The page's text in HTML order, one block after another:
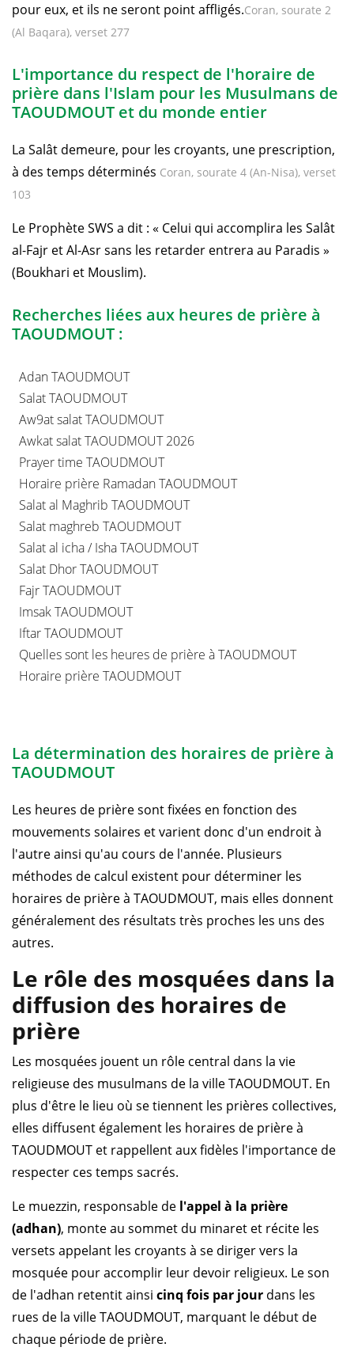
pour eux, et ils ne seront point affligés.Coran, sourate 2
(Al Baqara), verset 277
L'importance du respect de l'horaire de
prière dans l'Islam pour les Musulmans de
TAOUDMOUT et du monde entier
La Salât demeure, pour les croyants, une prescription,
à des temps déterminés Coran, sourate 4 (An-Nisa), verset
103
Le Prophète SWS a dit : « Celui qui accomplira les Salât
al-Fajr et Al-Asr sans les retarder entrera au Paradis »
(Boukhari et Mouslim).
Recherches liées aux heures de prière à
TAOUDMOUT :
Adan TAOUDMOUT
Salat TAOUDMOUT
Aw9at salat TAOUDMOUT
Awkat salat TAOUDMOUT 2026
Prayer time TAOUDMOUT
Horaire prière Ramadan TAOUDMOUT
Salat al Maghrib TAOUDMOUT
Salat maghreb TAOUDMOUT
Salat al icha / Isha TAOUDMOUT
Salat Dhor TAOUDMOUT
Fajr TAOUDMOUT
Imsak TAOUDMOUT
Iftar TAOUDMOUT
Quelles sont les heures de prière à TAOUDMOUT
Horaire prière TAOUDMOUT
La détermination des horaires de prière à
TAOUDMOUT
Les heures de prière sont fixées en fonction des
mouvements solaires et varient donc d'un endroit à
l'autre ainsi qu'au cours de l'année. Plusieurs
méthodes de calcul existent pour déterminer les
horaires de prière à TAOUDMOUT, mais elles donnent
généralement des résultats très proches les uns des
autres.
Le rôle des mosquées dans la
diffusion des horaires de
prière
Les mosquées jouent un rôle central dans la vie
religieuse des musulmans de la ville TAOUDMOUT. En
plus d'être le lieu où se tiennent les prières collectives,
elles diffusent également les horaires de prière à
TAOUDMOUT et rappellent aux fidèles l'importance de
respecter ces temps sacrés.
Le muezzin, responsable de l'appel à la prière
(adhan), monte au sommet du minaret et récite les
versets appelant les croyants à se diriger vers la
mosquée pour accomplir leur devoir religieux. Le son
de l'adhan retentit ainsi cinq fois par jour dans les
rues de la ville TAOUDMOUT, marquant le début de
chaque période de prière.